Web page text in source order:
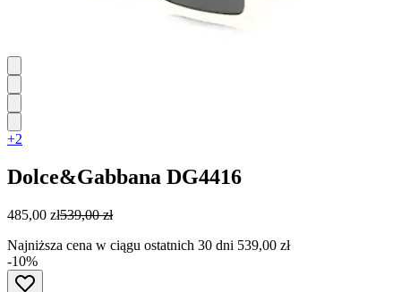
+2
Dolce&Gabbana DG4416
485,00 zł539,00 zł
Najniższa cena w ciągu ostatnich 30 dni 539,00 zł
-10%